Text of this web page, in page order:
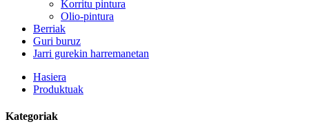
Korritu pintura
Olio-pintura
Berriak
Guri buruz
Jarri gurekin harremanetan
Hasiera
Produktuak
Kategoriak